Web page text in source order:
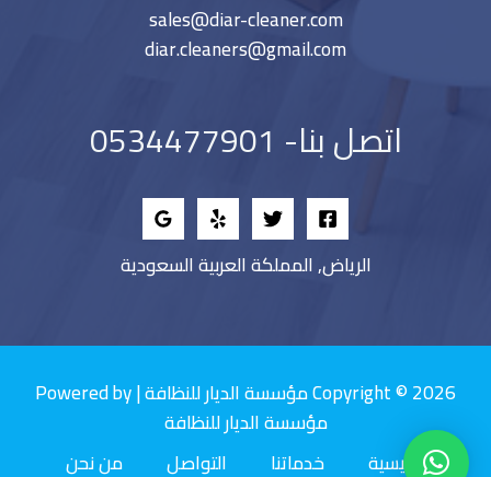
sales@diar-cleaner.com
diar.cleaners@gmail.com
اتصل بنا- 0534477901
الرياض, المملكة العربية السعودية
Copyright © 2026 مؤسسة الديار للنظافة | Powered by
مؤسسة الديار للنظافة
الرئيسية
خدماتنا التواصل من نحن